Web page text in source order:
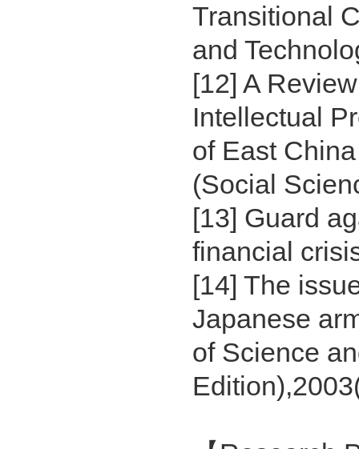
Transitional
and
[12] A
Intellectual
of East
(Social
[13] Guard
financial
[14] The
Japanese
of Science